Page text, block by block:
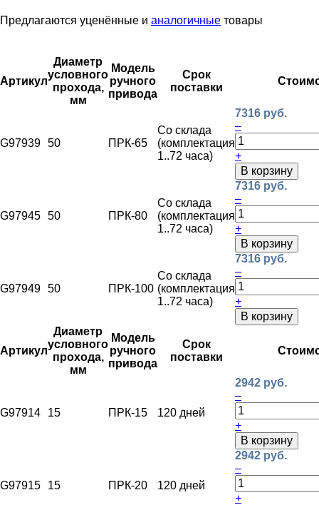
Предлагаются уценённые и аналогичные товары
Артикул
Диаметр
условного
прохода,
мм
Модель
ручного
привода
Срок
поставки
G97939 50 ПРК-65
Со склада
(комплектация
1..72 часа)
7316 руб.
–
+
В корзину
G97945 50 ПРК-80
Со склада
(комплектация
1..72 часа)
7316 руб.
–
+
В корзину
G97949 50 ПРК-100
Со склада
(комплектация
1..72 часа)
7316 руб.
–
+
В корзину
Артикул
Диаметр
условного
прохода,
мм
Модель
ручного
привода
Срок
поставки
G97914 15 ПРК-15 120 дней
2942 руб.
–
+
В корзину
G97915 15 ПРК-20 120 дней
2942 руб.
–
+